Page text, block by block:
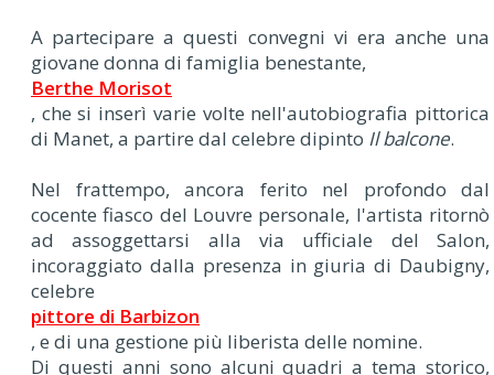
A partecipare a questi convegni vi era anche una
giovane donna di famiglia benestante,
Berthe Morisot
, che si inserì varie volte nell'autobiografia pittorica
di Manet, a partire dal celebre dipinto Il balcone.
Nel frattempo, ancora ferito nel profondo dal
cocente fiasco del Louvre personale, l'artista ritornò
ad assoggettarsi alla via ufficiale del Salon,
incoraggiato dalla presenza in giuria di Daubigny,
celebre
pittore di Barbizon
, e di una gestione più liberista delle nomine.
Di questi anni sono alcuni quadri a tema storico,